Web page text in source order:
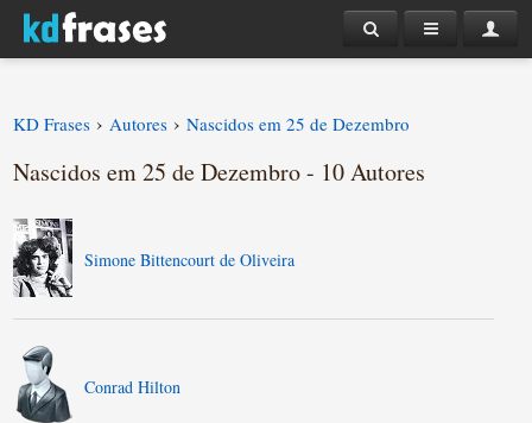
KD Frases › Autores › Nascidos em 25 de Dezembro
Nascidos em 25 de Dezembro - 10 Autores
Simone Bittencourt de Oliveira
Conrad Hilton